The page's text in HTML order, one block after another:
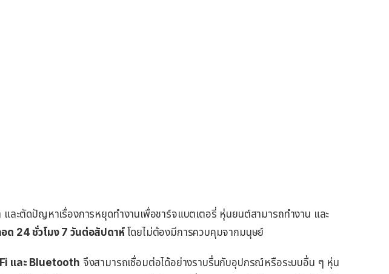
า และตัดปัญหาเรื่องการหยุดทำงานเพื่อชาร์จแบตเตอรี่ หุ่นยนต์สามารถทำงาน และ
ด 24 ชั่วโมง 7 วันต่อสัปดาห์โดยไม่ต้องมีการควบคุมจากมนุษย์
และ Bluetooth จึงสามารถเชื่อมต่อได้อย่างราบรื่นกับอุปกรณ์หรือระบบอื่น ๆ หุ่น